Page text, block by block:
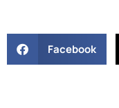
Facebook